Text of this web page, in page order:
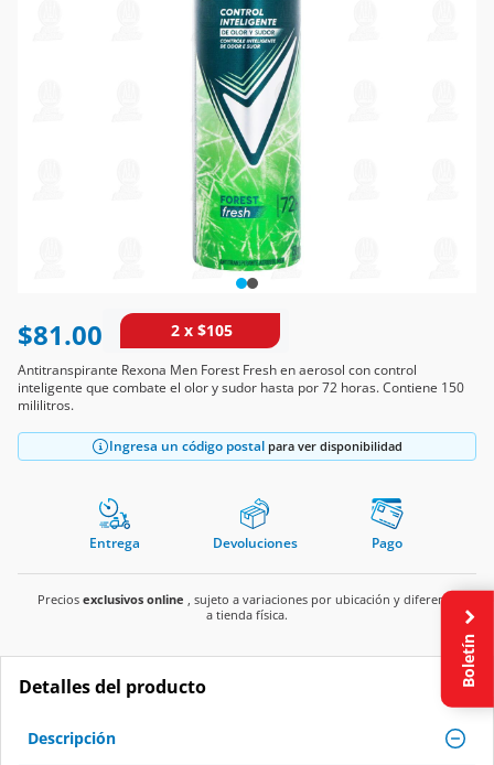
$81.00 2 x $105
Antitranspirante Rexona Men Forest Fresh en aerosol con control
inteligente que combate el olor y sudor hasta por 72 horas. Contiene 150
mililitros.
Ingresa un código postal para ver disponibilidad
Entrega Devoluciones Pago
Precios exclusivos online , sujeto a variaciones por ubicación y diferente
a tienda física.
Detalles del producto
Descripción
Boletín